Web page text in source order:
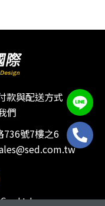
款與配送方式
們
736號7樓之6
Ltd